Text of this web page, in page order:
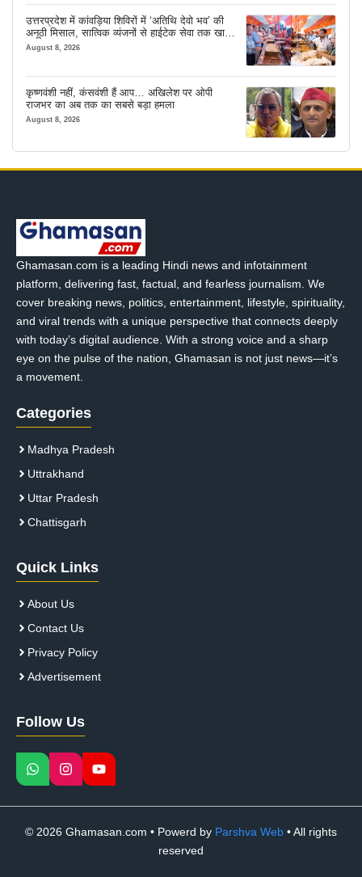
उत्तरप्रदेश में कांवड़िया शिविरों में ‘अतिथि देवो भव’ की
अनूठी मिसाल, सात्विक व्यंजनों से हाईटेक सेवा तक खास
इंतजाम
August 8, 2026
कृष्णवंशी नहीं, कंसवंशी हैं आप… अखिलेश पर ओपी
राजभर का अब तक का सबसे बड़ा हमला
August 8, 2026
Ghamasan.com is a leading Hindi news and infotainment
platform, delivering fast, factual, and fearless journalism. We
cover breaking news, politics, entertainment, lifestyle, spirituality,
and viral trends with a unique perspective that connects deeply
with today’s digital audience. With a strong voice and a sharp
eye on the pulse of the nation, Ghamasan is not just news—it’s
a movement.
Categories
Madhya Pradesh
Uttrakhand
Uttar Pradesh
Chattisgarh
Quick Links
About Us
Contact Us
Privacy Policy
Advertisement
Follow Us
© 2026 Ghamasan.com • Powerd by Parshva Web • All rights
reserved